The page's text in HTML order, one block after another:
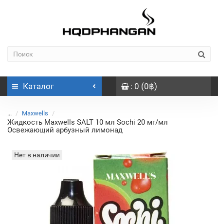
Каталог : 0 (0฿)
... Maxwells
Жидкость Maxwells SALT 10 мл Sochi 20 мг/мл
Освежающий арбузный лимонад
Нет в наличии